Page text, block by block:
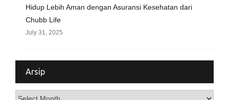
Hidup Lebih Aman dengan Asuransi Kesehatan dari
Chubb Life
July 31, 2025
Arsip
Arsip